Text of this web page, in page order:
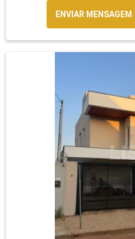
ENVIAR MENSAGEM